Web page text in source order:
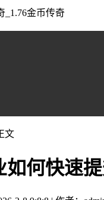
_1.76金币传奇
文
何快速提